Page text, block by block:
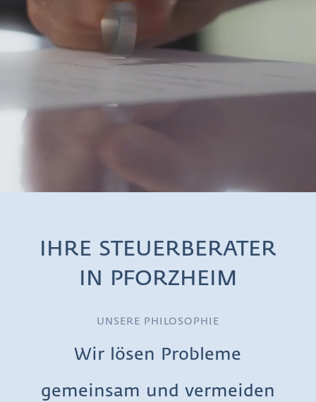
IHRE STEUERBERATER
IN PFORZHEIM
UNSERE PHILOSOPHIE
Wir lösen Probleme
gemeinsam und vermeiden